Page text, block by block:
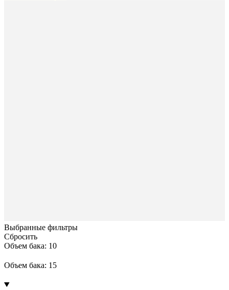
Выбранные фильтры
Сбросить
Объем бака: 10
Объем бака: 15